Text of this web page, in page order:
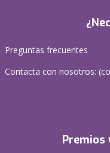
Preguntas frecuentes
Contacta con nosotros: (
Premios